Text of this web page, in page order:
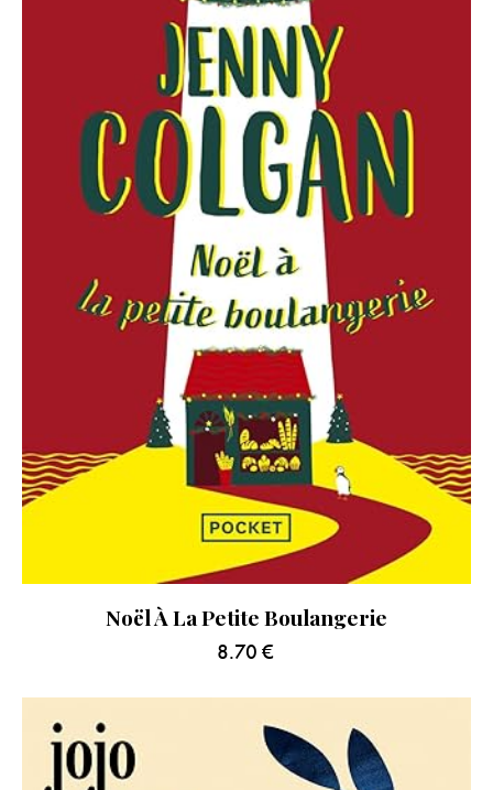
Noël À La Petite Boulangerie
8.70 €